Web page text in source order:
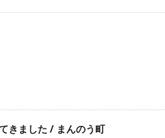
きました / まんのう町